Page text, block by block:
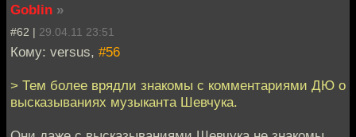
Goblin »
#62 | 29.04.11 23:51
Кому: versus, #56
> Тем более врядли знакомы с комментариями ДЮ о
высказываниях музыканта Шевчука.